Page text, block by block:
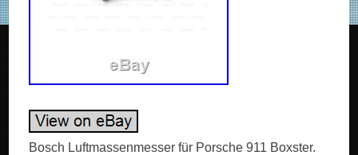
Bosch Luftmassenmesser für Porsche 911 Boxster.